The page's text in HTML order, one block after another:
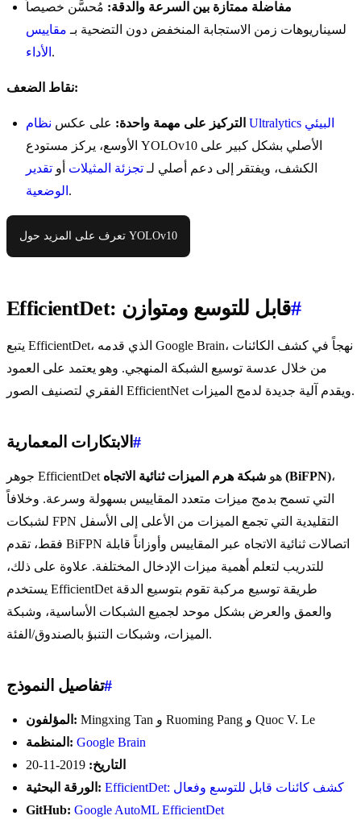
مفاضلة ممتازة بين السرعة والدقة: مُحسَّن خصيصاً
لسيناريوهات زمن الاستجابة المنخفض دون التضحية بـ مقاييس
الأداء .
نقاط الضعف:
التركيز على مهمة واحدة: على عكس
نظام Ultralytics البيئي
الأوسع، يركز مستودع YOLOv10 الأصلي بشكل كبير على
الكشف، ويفتقر إلى دعم أصلي لـ تجزئة المثيلات أو تقدير
الوضعية .
تعرف على المزيد حول YOLOv10
EfficientDet: قابل للتوسع ومتوازن#
يتبع EfficientDet، الذي قدمه Google Brain، نهجاً في كشف الكائنات
من خلال عدسة توسيع الشبكة المنهجي. وهو يعتمد على العمود
الفقري لتصنيف الصور EfficientNet ويقدم آلية جديدة لدمج الميزات.
الابتكارات المعمارية#
جوهر EfficientDet هو شبكة هرم الميزات ثنائية الاتجاه (BiFPN)،
التي تسمح بدمج ميزات متعدد المقاييس بسهولة وسرعة. وخلافاً
لشبكات FPN التقليدية التي تجمع الميزات من الأعلى إلى الأسفل
فقط، تقدم BiFPN اتصالات ثنائية الاتجاه عبر المقاييس وأوزاناً قابلة
للتدريب لتعلم أهمية ميزات الإدخال المختلفة. علاوة على ذلك،
يستخدم EfficientDet طريقة توسيع مركبة تقوم بتوسيع الدقة
والعمق والعرض بشكل موحد لجميع الشبكات الأساسية، وشبكة
الميزات، وشبكات التنبؤ بالصندوق/الفئة.
تفاصيل النموذج#
المؤلفون:
Mingxing Tan و Ruoming Pang و Quoc V. Le
المنظمة: Google Brain
التاريخ:
الورقة البحثية:
EfficientDet: كشف كائنات قابل للتوسع وفعال
GitHub: Google AutoML EfficientDet